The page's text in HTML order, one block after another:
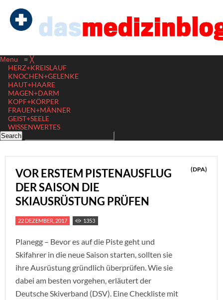
Menu ≡ ╳
HERZ+KREISLAUF
KNOCHEN+GELENKE
HAUT+HAARE
MAGEN+DARM
KOPF+KÖRPER
FRAUEN+MÄNNER
GEIST+SEELE
WISSENWERTES
VOR ERSTEM PISTENAUSFLUG
DER SAISON DIE
SKIAUSRÜSTUNG PRÜFEN
(DPA)
22 DEZEMBER, 2017 1353
Planegg – Bevor es auf die Piste geht und
Skifahrer in die neue Saison starten, sollten sie
ihre Ausrüstung gründlich überprüfen. Wie sie
dabei am besten vorgehen, erläutert der
Deutsche Skiverband (DSV). Eine Checkliste mit